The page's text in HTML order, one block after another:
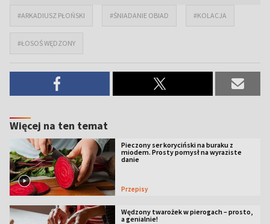
#ARKADIUSZ PŁOŃSKI #ŚNIADANIE OBIAD #KOLACJA
#ŁOSOŚ WĘDZONY
Więcej na ten temat
Pieczony ser koryciński na buraku z
miodem. Prosty pomysł na wyraziste
danie
Przepisy
Wędzony twarożek w pierogach – prosto,
a genialnie!